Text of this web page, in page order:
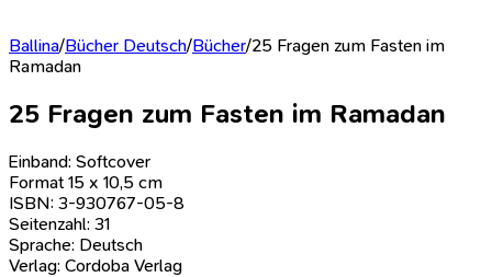
Ballina/Bücher Deutsch/Bücher/25 Fragen zum Fasten im
Ramadan
25 Fragen zum Fasten im Ramadan
Einband: Softcover
Format 15 x 10,5 cm
ISBN: 3-930767-05-8
Seitenzahl: 31
Sprache: Deutsch
Verlag: Cordoba Verlag